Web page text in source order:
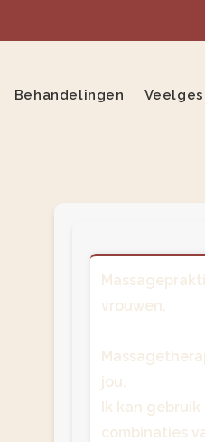
Behandelingen
vrouwen.
jou.
Ik kan
combinaties